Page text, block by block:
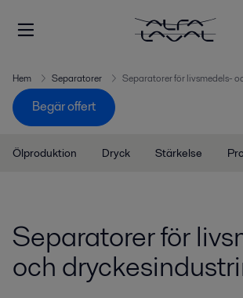
Hem Separatorer Separatorer för livsmedels-
Begär offert
Ölproduktion Dryck Stärkelse
Separatorer för
och